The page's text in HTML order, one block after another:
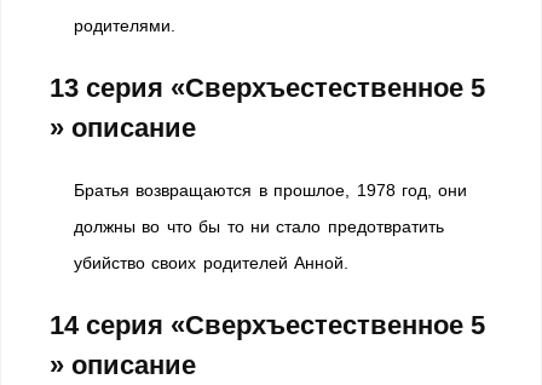
родителями.
13 серия «Сверхъестественное 5
» описание
Братья возвращаются в прошлое, 1978 год, они
должны во что бы то ни стало предотвратить
убийство своих родителей Анной.
14 серия «Сверхъестественное 5
» описание